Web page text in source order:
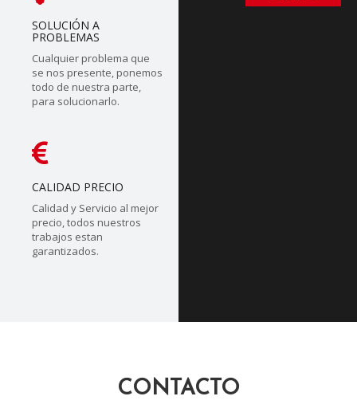
SOLUCIÓN A
PROBLEMAS
Cualquier problema que
se nos presente, ponemos
todo de nuestra parte,
para solucionarlo.
CALIDAD PRECIO
Calidad y Servicio al mejor
precio, todos nuestros
trabajos estan
garantizados.
CONTACTO